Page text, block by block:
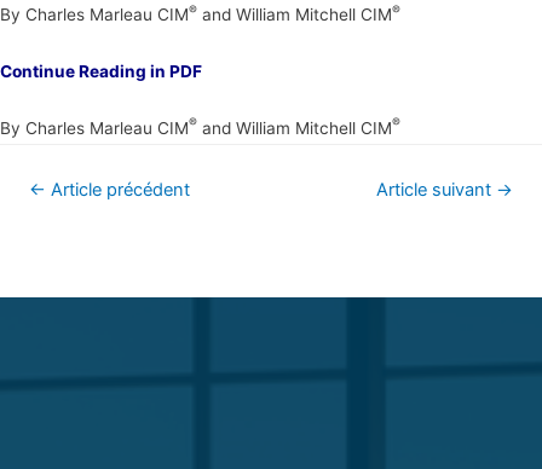
By Charles Marleau CIM® and William Mitchell CIM®
Continue Reading in PDF
By Charles Marleau CIM® and William Mitchell CIM®
← Article précédent Article suivant →